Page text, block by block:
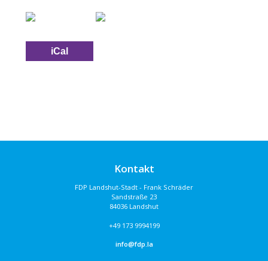
iCal
Kontakt
FDP Landshut-Stadt - Frank Schräder
Sandstraße 23
84036 Landshut
+49 173 9994199
info@fdp.la